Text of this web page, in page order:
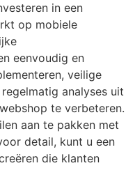
in een
op mobiele
eenvoudig en
veilige
analyses uit
te verbeteren.
aan te pakken met
detail, kunt u een
die klanten